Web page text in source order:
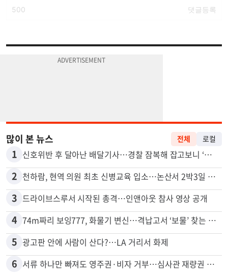
많이 본 뉴스 전체 로컬
1 신호위반 후 달아난 배달기사…경찰 잠복해 잡고보니 ‘반전’
2 천하람, 현역 의원 최초 신병교육 입소…논산서 2박3일 생활
3 드라이브스루서 시작된 총격…인앤아웃 참사 영상 공개
4 74m짜리 보잉777, 화물기 변신…격납고서 ‘보물’ 찾는 인천공항
5 광고판 안에 사람이 산다?…LA 거리서 화제
6 서류 하나만 빠져도 영주권·비자 거부…심사관 재량권 대폭 확대